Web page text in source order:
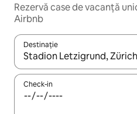
Rezervă case de vacanță
Airbnb
Destinație
Când se încarcă rezultatele,
Check-in